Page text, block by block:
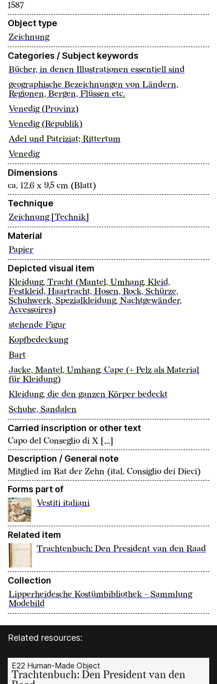
1587
Object type
Zeichnung
Categories / Subject keywords
Bücher, in denen Illustrationen essentiell sind
geographische Bezeichnungen von Ländern,
Regionen, Bergen, Flüssen etc.
Venedig (Provinz)
Venedig (Republik)
Adel und Patriziat; Rittertum
Venedig
Dimensions
ca. 12,6 x 9,5 cm (Blatt)
Technique
Zeichnung [Technik]
Material
Papier
Depicted visual item
Kleidung, Tracht (Mantel, Umhang, Kleid,
Festkleid, Haartracht, Hosen, Rock, Schürze,
Schuhwerk, Spezialkleidung, Nachtgewänder,
Accessoires)
stehende Figur
Kopfbedeckung
Bart
Jacke, Mantel, Umhang, Cape (+ Pelz als Material
für Kleidung)
Kleidung, die den ganzen Körper bedeckt
Schuhe, Sandalen
Carried inscription or other text
Capo del Conseglio di X [...]
Description / General note
Mitglied im Rat der Zehn (ital. Consiglio dei Dieci)
Forms part of
Vestiti italiani
Related item
Trachtenbuch: Den President van den Raad
Collection
Lipperheidesche Kostümbibliothek - Sammlung
Modebild
Related resources:
E22 Human-Made Object
Trachtenbuch: Den President van den